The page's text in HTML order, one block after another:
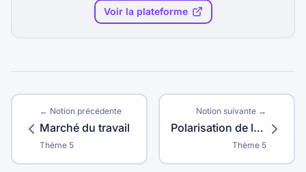
Voir la plateforme
← Notion précédente
Marché du travail
Thème 5
Notion suivante →
Polarisation de l'emploi
Thème 5